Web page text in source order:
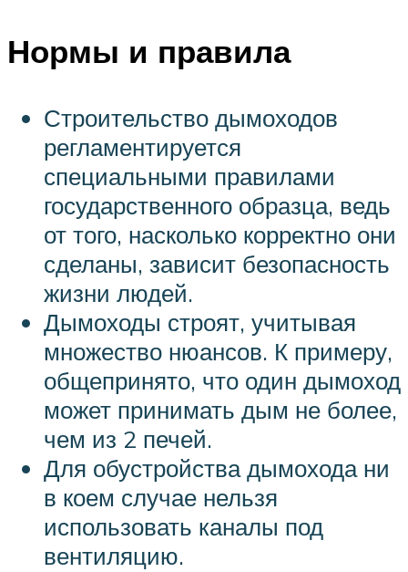
Нормы и правила
Строительство дымоходов
регламентируется
специальными правилами
государственного образца, ведь
от того, насколько корректно они
сделаны, зависит безопасность
жизни людей.
Дымоходы строят, учитывая
множество нюансов. К примеру,
общепринято, что один дымоход
может принимать дым не более,
чем из 2 печей.
Для обустройства дымохода ни
в коем случае нельзя
использовать каналы под
вентиляцию.